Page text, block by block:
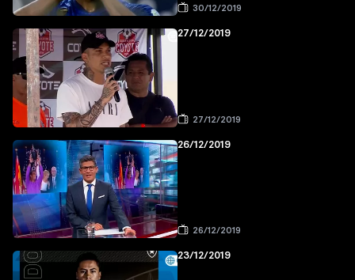
30/12/2019
27/12/2019
27/12/2019
26/12/2019
26/12/2019
23/12/2019